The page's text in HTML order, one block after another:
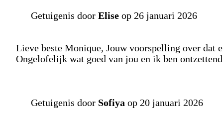
Getuigenis door Elise op 26 januari 2026
Lieve beste Monique, Jouw voorspelling over dat
Ongelofelijk wat goed van jou en ik ben
Getuigenis door Sofiya op 20 januari 2026